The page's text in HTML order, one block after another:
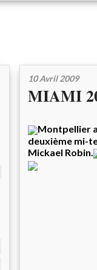
10 Avril 2009
MIAMI
Montpellier
deuxième mi-
Mickael Robin.